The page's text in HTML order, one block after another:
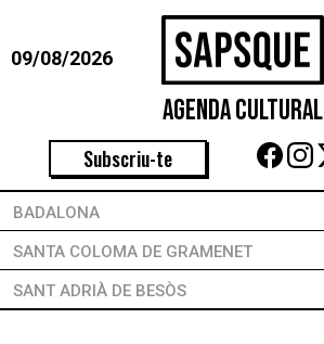
09/08/2026
Agenda Cultural
Subscriu-te
BADALONA
SANTA COLOMA DE GRAMENET
SANT ADRIÀ DE BESÒS